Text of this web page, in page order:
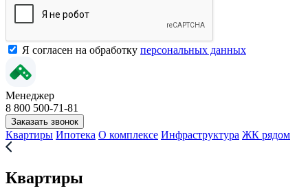
Я согласен на обработку персональных данных
Менеджер
8 800 500-71-81
Заказать звонок
Квартиры Ипотека О комплексе Инфраструктура ЖК рядом
Квартиры